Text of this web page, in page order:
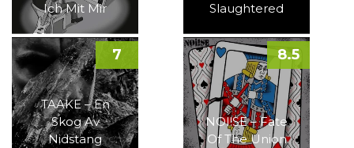
Ich Mit Mir
Slaughtered
TAAKE – En
Skog Av
Nidstang
7
NOI!SE – Fate
Of The Union
8.5